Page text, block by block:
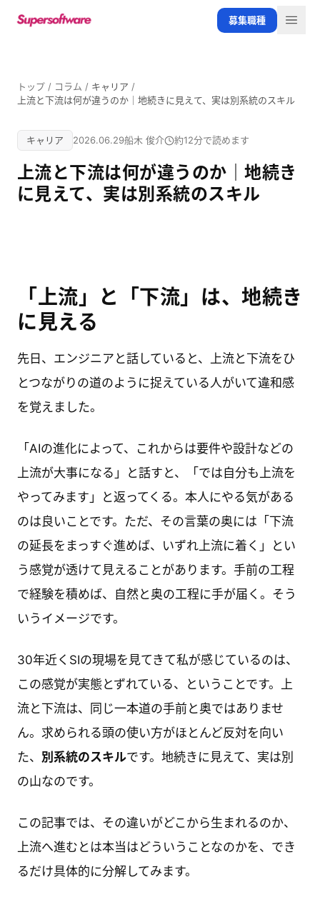
募集職種
メニ
トップ / コラム / キャリア /
上流と下流は何が違うのか｜地続きに見えて、実は別系統のスキル
キャリア 2026.06.29船木 俊介 約12分で読めます
上流と下流は何が違うのか｜地続き
に見えて、実は別系統のスキル
「上流」と「下流」は、地続き
に見える
先日、エンジニアと話していると、上流と下流をひ
とつながりの道のように捉えている人がいて違和感
を覚えました。
「AIの進化によって、これからは要件や設計などの
上流が大事になる」と話すと、「では自分も上流を
やってみます」と返ってくる。本人にやる気がある
のは良いことです。ただ、その言葉の奥には「下流
の延長をまっすぐ進めば、いずれ上流に着く」とい
う感覚が透けて見えることがあります。手前の工程
で経験を積めば、自然と奥の工程に手が届く。そう
いうイメージです。
30年近くSIの現場を見てきて私が感じているのは、
この感覚が実態とずれている、ということです。上
流と下流は、同じ一本道の手前と奥ではありませ
ん。求められる頭の使い方がほとんど反対を向い
た、 別系統のスキルです。地続きに見えて、実は別
の山なのです。
この記事では、その違いがどこから生まれるのか、
上流へ進むとは本当はどういうことなのかを、でき
るだけ具体的に分解してみます。